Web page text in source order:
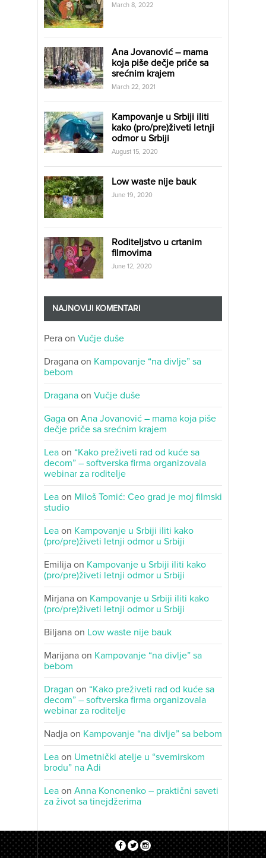
March 8, 2022
Ana Jovanović – mama
koja piše dečje priče sa
srećnim krajem
March 22, 2021
Kampovanje u Srbiji iliti
kako (pro/pre)živeti letnji
odmor u Srbiji
August 15, 2020
Low waste nije bauk
June 19, 2020
Roditeljstvo u crtanim
filmovima
June 12, 2020
NAJNOVIJI KOMENTARI
Pera on Vučje duše
Dragana on Kampovanje “na divlje” sa
bebom
Dragana on Vučje duše
Gaga on Ana Jovanović – mama koja piše
dečje priče sa srećnim krajem
Lea on “Kako preživeti rad od kuće sa
decom” – softverska firma organizovala
webinar za roditelje
Lea on Miloš Tomić: Ceo grad je moj filmski
studio
Lea on Kampovanje u Srbiji iliti kako
(pro/pre)živeti letnji odmor u Srbiji
Emilija on Kampovanje u Srbiji iliti kako
(pro/pre)živeti letnji odmor u Srbiji
Mirjana on Kampovanje u Srbiji iliti kako
(pro/pre)živeti letnji odmor u Srbiji
Biljana on Low waste nije bauk
Marijana on Kampovanje “na divlje” sa
bebom
Dragan on “Kako preživeti rad od kuće sa
decom” – softverska firma organizovala
webinar za roditelje
Nadja on Kampovanje “na divlje” sa bebom
Lea on Umetnički atelje u “svemirskom
brodu” na Adi
Lea on Anna Kononenko – praktični saveti
za život sa tinejdžerima